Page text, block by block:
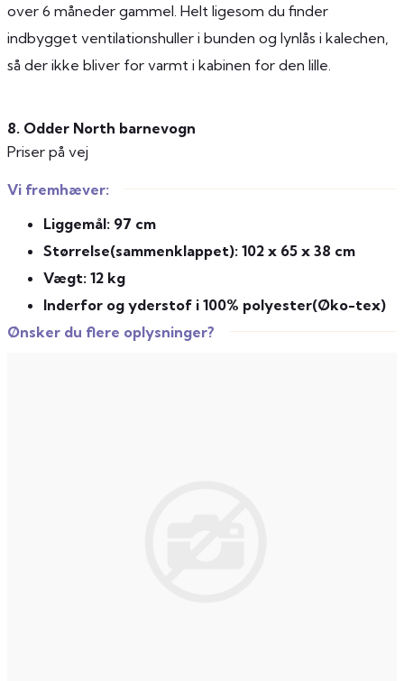
over 6 måneder gammel. Helt ligesom du finder
indbygget ventilationshuller i bunden og lynlås i kalechen,
så der ikke bliver for varmt i kabinen for den lille.
8. Odder North barnevogn
Priser på vej
Vi fremhæver:
Liggemål: 97 cm
Størrelse(sammenklappet): 102 x 65 x 38 cm
Vægt: 12 kg
Inderfor og yderstof i 100% polyester(Øko-tex)
Ønsker du flere oplysninger?